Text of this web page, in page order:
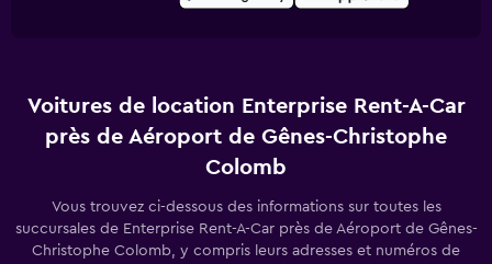
Voitures de location Enterprise Rent-A-Car
près de Aéroport de Gênes-Christophe
Colomb
Vous trouvez ci-dessous des informations sur toutes les
succursales de Enterprise Rent-A-Car près de Aéroport de Gênes-
Christophe Colomb, y compris leurs adresses et numéros de